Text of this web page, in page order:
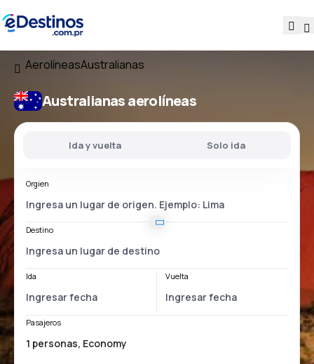
AerolíneasAustralianas
Australianas aerolíneas
Ida y vuelta Solo ida
Orgien
Destino
Ida Vuelta
Pasajeros